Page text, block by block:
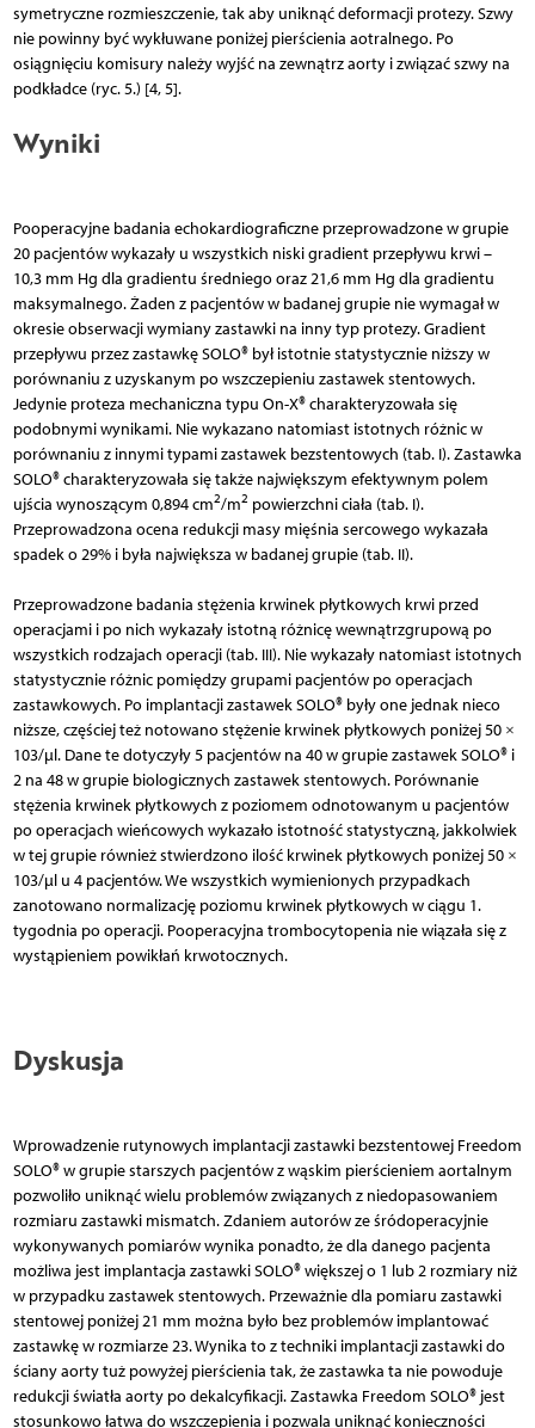
symetryczne rozmieszczenie, tak aby uniknąć deformacji protezy. Szwy
nie powinny być wykłuwane poniżej pierścienia aotralnego. Po
osiągnięciu komisury należy wyjść na zewnątrz aorty i związać szwy na
podkładce (ryc. 5.) [4, 5].
Wyniki
Pooperacyjne badania echokardiograficzne przeprowadzone w grupie
20 pacjentów wykazały u wszystkich niski gradient przepływu krwi –
10,3 mm Hg dla gradientu średniego oraz 21,6 mm Hg dla gradientu
maksymalnego. Żaden z pacjentów w badanej grupie nie wymagał w
okresie obserwacji wymiany zastawki na inny typ protezy. Gradient
przepływu przez zastawkę SOLO® był istotnie statystycznie niższy w
porównaniu z uzyskanym po wszczepieniu zastawek stentowych.
Jedynie proteza mechaniczna typu On-X® charakteryzowała się
podobnymi wynikami. Nie wykazano natomiast istotnych różnic w
porównaniu z innymi typami zastawek bezstentowych (tab. I). Zastawka
SOLO® charakteryzowała się także największym efektywnym polem
ujścia wynoszącym 0,894 cm2/m2 powierzchni ciała (tab. I).
Przeprowadzona ocena redukcji masy mięśnia sercowego wykazała
spadek o 29% i była największa w badanej grupie (tab. II).
Przeprowadzone badania stężenia krwinek płytkowych krwi przed
operacjami i po nich wykazały istotną różnicę wewnątrzgrupową po
wszystkich rodzajach operacji (tab. III). Nie wykazały natomiast istotnych
statystycznie różnic pomiędzy grupami pacjentów po operacjach
zastawkowych. Po implantacji zastawek SOLO® były one jednak nieco
niższe, częściej też notowano stężenie krwinek płytkowych poniżej 50 ×
103/µl. Dane te dotyczyły 5 pacjentów na 40 w grupie zastawek SOLO® i
2 na 48 w grupie biologicznych zastawek stentowych. Porównanie
stężenia krwinek płytkowych z poziomem odnotowanym u pacjentów
po operacjach wieńcowych wykazało istotność statystyczną, jakkolwiek
w tej grupie również stwierdzono ilość krwinek płytkowych poniżej 50 ×
103/µl u 4 pacjentów. We wszystkich wymienionych przypadkach
zanotowano normalizację poziomu krwinek płytkowych w ciągu 1.
tygodnia po operacji. Pooperacyjna trombocytopenia nie wiązała się z
wystąpieniem powikłań krwotocznych.
Dyskusja
Wprowadzenie rutynowych implantacji zastawki bezstentowej Freedom
SOLO® w grupie starszych pacjentów z wąskim pierścieniem aortalnym
pozwoliło uniknąć wielu problemów związanych z niedopasowaniem
rozmiaru zastawki mismatch. Zdaniem autorów ze śródoperacyjnie
wykonywanych pomiarów wynika ponadto, że dla danego pacjenta
możliwa jest implantacja zastawki SOLO® większej o 1 lub 2 rozmiary niż
w przypadku zastawek stentowych. Przeważnie dla pomiaru zastawki
stentowej poniżej 21 mm można było bez problemów implantować
zastawkę w rozmiarze 23. Wynika to z techniki implantacji zastawki do
ściany aorty tuż powyżej pierścienia tak, że zastawka ta nie powoduje
redukcji światła aorty po dekalcyfikacji. Zastawka Freedom SOLO® jest
stosunkowo łatwa do wszczepienia i pozwala uniknąć konieczności